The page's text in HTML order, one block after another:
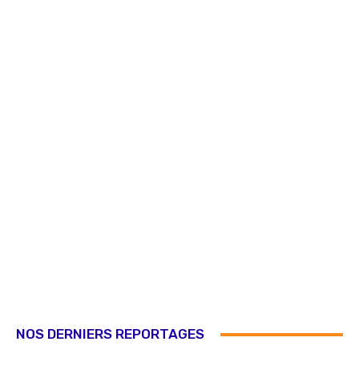
NOS DERNIERS REPORTAGES